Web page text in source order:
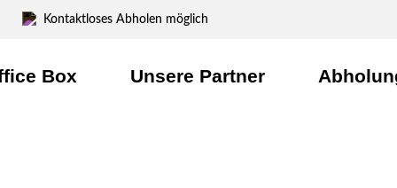
Kontaktloses Abholen möglich
Box Unsere Partner